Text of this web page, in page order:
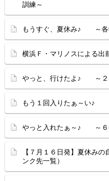
訓練～
もうすぐ、夏休み♪ ～各
横浜Ｆ・マリノスによる出
やっと、行けたよ♪ ～２
もう１回入りたぁ～い♪
やっと入れたぁ～♪ ～６
【７月１６日発】夏休み
ンク先一覧）